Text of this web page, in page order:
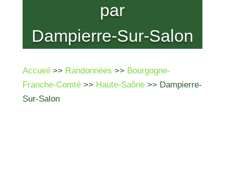
par
Dampierre-Sur-Salon
Accueil >> Randonnées >> Bourgogne-
Franche-Comté>> Haute-Saône>> Dampierre-
Sur-Salon